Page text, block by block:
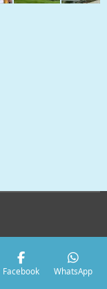
Facebook WhatsApp